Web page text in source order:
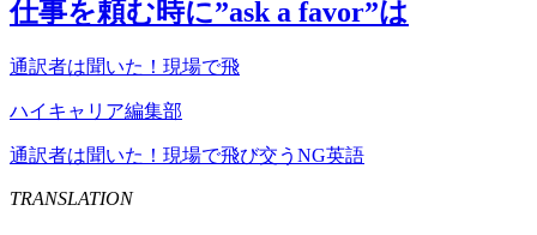
仕事を頼む時に”ask a favor”は
通訳者は聞いた！現場で飛
ハイキャリア編集部
通訳者は聞いた！現場で飛び交うNG英語
TRANSLATION